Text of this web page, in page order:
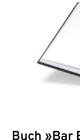
Buch »Bar